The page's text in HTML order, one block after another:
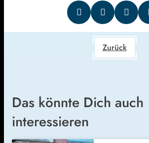
Zurück
Das könnte Dich auch
interessieren